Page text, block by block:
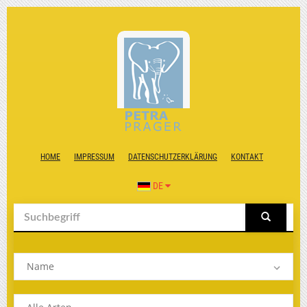
HOME IMPRESSUM DATENSCHUTZERKLÄRUNG KONTAKT
DE
Name